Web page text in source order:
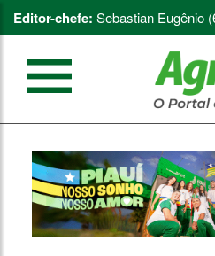
Editor-chefe: Sebastian Eugênio